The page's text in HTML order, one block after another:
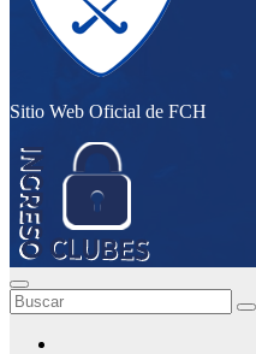
Sitio Web Oficial de FCH